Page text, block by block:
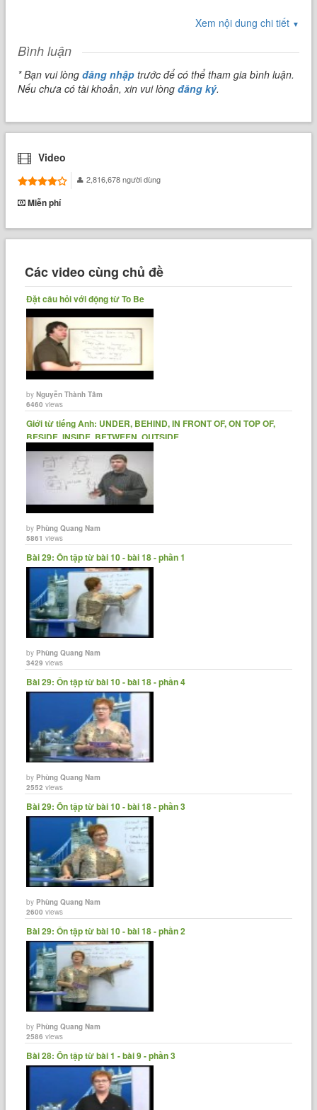
Xem nội dung chi tiết ▼
Bình luận
* Bạn vui lòngđăng nhập trước để có thể tham gia bình luận.
Nếu chưa có tài khoản, xin vui lòngđăng ký.
Video
2,816,678 người dùng
Miễn phí
Các video cùng chủ đề
Đặt câu hỏi với động từ To Be
byNguyễn Thành Tâm
6460 views
Giới từ tiếng Anh: UNDER, BEHIND, IN FRONT OF, ON TOP OF,
BESIDE, INSIDE, BETWEEN, OUTSIDE
byPhùng Quang Nam
5861 views
Bài 29: Ôn tập từ bài 10 - bài 18 - phần 1
byPhùng Quang Nam
3429 views
Bài 29: Ôn tập từ bài 10 - bài 18 - phần 4
byPhùng Quang Nam
2552 views
Bài 29: Ôn tập từ bài 10 - bài 18 - phần 3
byPhùng Quang Nam
2600 views
Bài 29: Ôn tập từ bài 10 - bài 18 - phần 2
byPhùng Quang Nam
2586 views
Bài 28: Ôn tập từ bài 1 - bài 9 - phần 3